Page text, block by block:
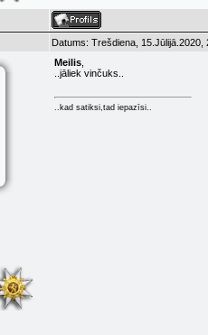
Datums: Trešdiena,
Meilis
..jāliek vinčuks..
..kad satiksi,tad iepazīsi..